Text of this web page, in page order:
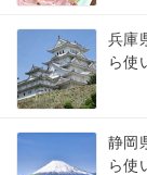
兵庫
ら使
静岡
ら使